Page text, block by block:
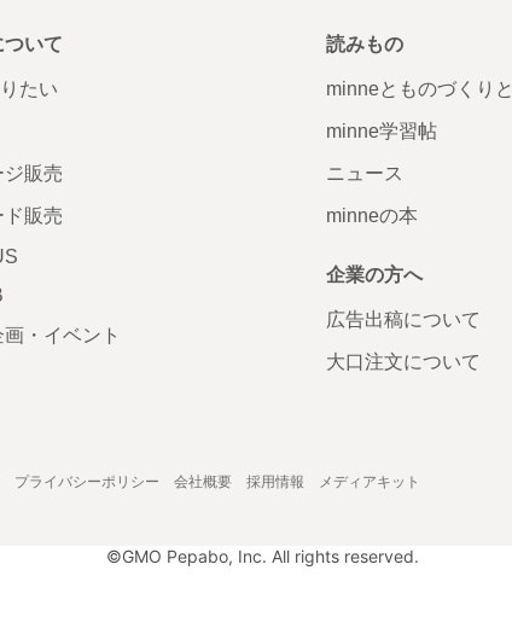
いて
たい
ジ販売
ド販売
・イベント
読みもの
minneとものづくりと
minne学習帖
ニュース
minneの本
企業の方へ
広告出稿について
大口注文について
プライバシーポリシー 会社概要 採用情報 メディアキット
©GMO Pepabo, Inc. All rights reserved.